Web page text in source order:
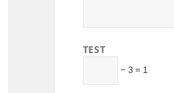
TEST
− 3 = 1